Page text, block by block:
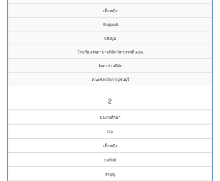
เด็กหญิง
กัณฐมนต์
แสงมูน
โรงเรียนวัดดาปานนิมิต มิตรภาพที่ ๑๔๒
วัดดาปานนิมิต
คณะจังหวัดกาญจนบุรี
2
ประถมศึกษา
ป.๖
เด็กหญิง
กุลนิษฐ์
ส่งบุญ